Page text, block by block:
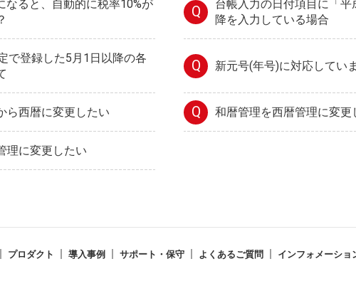
なると、自動的に税率10%が
Q
台帳入力の日付項目に「
降を入力している場合
で登録した5月1日以降の各
Q 新元号(年号)に対応してい
ら西暦に変更したい Q 和暦管理を西暦管理に変更
理に変更したい
プロダクト 導入事例 サポート・保守 よくあるご質問 インフォメーショ